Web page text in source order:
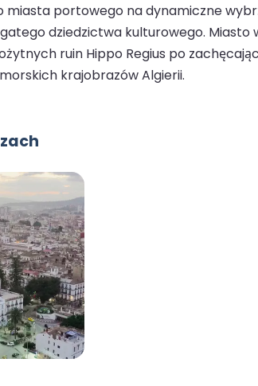
portowego na dynamiczne
dziedzictwa kulturowego.
ruin Hippo Regius po
krajobrazów Algierii.